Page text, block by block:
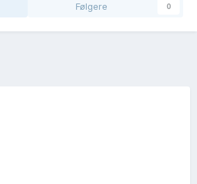
Følgere 0